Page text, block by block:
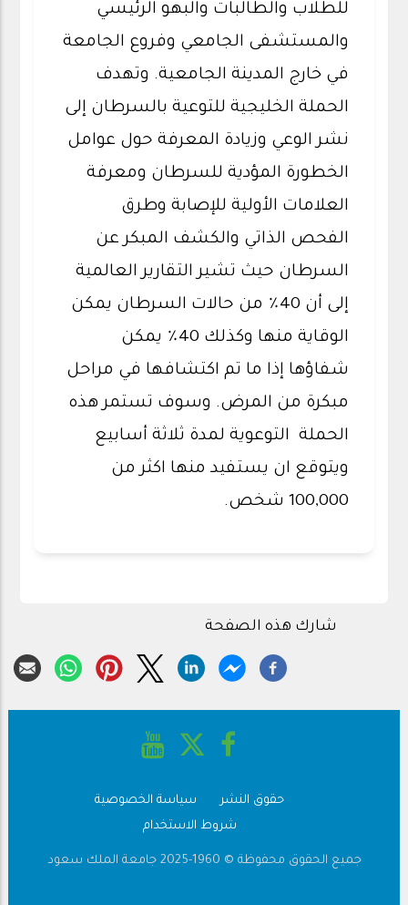
للطلاب والطالبات والبهو الرئيسي
والمستشفى الجامعي وفروع الجامعة
في خارج المدينة الجامعية. وتهدف
الحملة الخليجية للتوعية بالسرطان إلى
نشر الوعي وزيادة المعرفة حول عوامل
الخطورة المؤدية للسرطان ومعرفة
العلامات الأولية للإصابة وطرق
الفحص الذاتي والكشف المبكر عن
السرطان حيث تشير التقارير العالمية
إلى أن 40٪ من حالات السرطان يمكن
الوقاية منها وكذلك 40٪ يمكن
شفاؤها إذا ما تم اكتشافها في مراحل
مبكرة من المرض. وسوف تستمر هذه
الحملة التوعوية لمدة ثلاثة أسابيع
ويتوقع ان يستفيد منها اكثر من
100,000 شخص.
شارك هذه الصفحة
حقوق النشر
سياسة الخصوصية
شروط الاستخدام
جميع الحقوق محفوظة © 1960-2025 جامعة الملك سعود